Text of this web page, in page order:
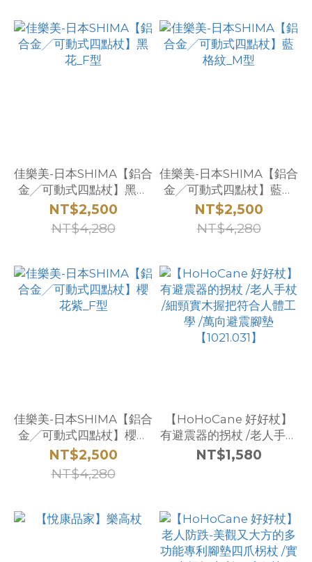
佳樂美-日本SHIMA【鋁合
金╱可動式四點杖】黑花
_F型
NT$2,500
NT$4,280
佳樂美-日本SHIMA【鋁合
金╱可動式四點杖】藍格
紋_M型
NT$2,500
NT$4,280
佳樂美-日本SHIMA【鋁合
金╱可動式四點杖】櫻花
紫_F型
NT$2,500
NT$4,280
【HoHoCane 好好杖】
有避震器的拐杖 /老人手杖
/細頸實木握把符合人體工
NT$1,580